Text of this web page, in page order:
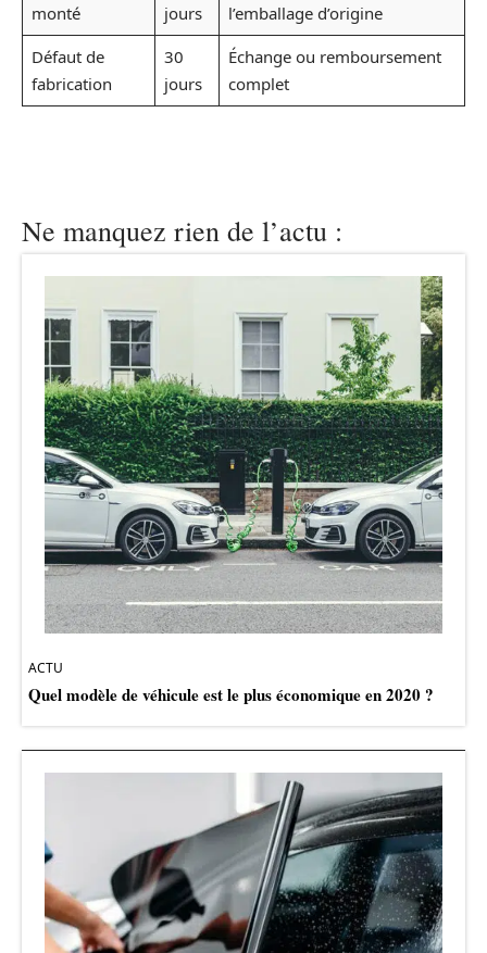
monté
jours
l’emballage d’origine
Défaut de
fabrication
30
jours
Échange ou remboursement
complet
Ne manquez rien de l’actu :
ACTU
Quel modèle de véhicule est le plus économique en 2020 ?